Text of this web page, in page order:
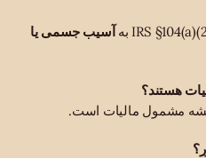
آسیب جسمی یا
مشمول مالیات است.